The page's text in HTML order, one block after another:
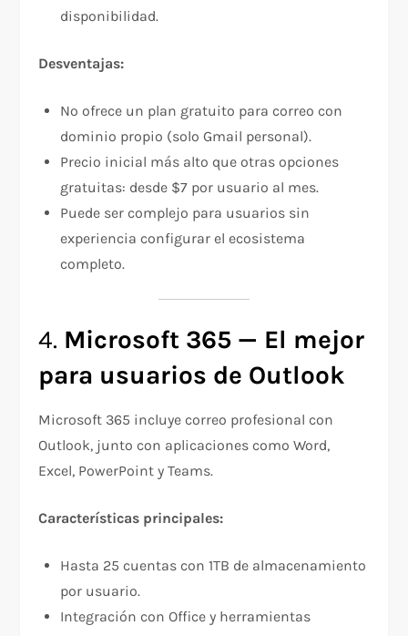
disponibilidad.
Desventajas:
No ofrece un plan gratuito para correo con
dominio propio (solo Gmail personal).
Precio inicial más alto que otras opciones
gratuitas: desde $7 por usuario al mes.
Puede ser complejo para usuarios sin
experiencia configurar el ecosistema
completo.
4. Microsoft 365 — El mejor
para usuarios de Outlook
Microsoft 365 incluye correo profesional con
Outlook, junto con aplicaciones como Word,
Excel, PowerPoint y Teams.
Características principales:
Hasta 25 cuentas con 1TB de almacenamiento
por usuario.
Integración con Office y herramientas